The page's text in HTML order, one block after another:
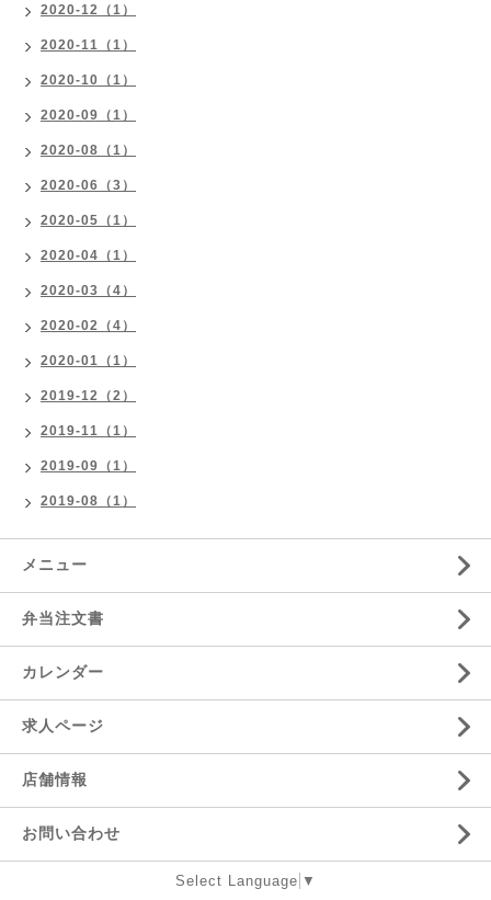
2020-12（1）
2020-11（1）
2020-10（1）
2020-09（1）
2020-08（1）
2020-06（3）
2020-05（1）
2020-04（1）
2020-03（4）
2020-02（4）
2020-01（1）
2019-12（2）
2019-11（1）
2019-09（1）
2019-08（1）
メニュー
弁当注文書
カレンダー
求人ページ
店舗情報
お問い合わせ
Select Language ▼